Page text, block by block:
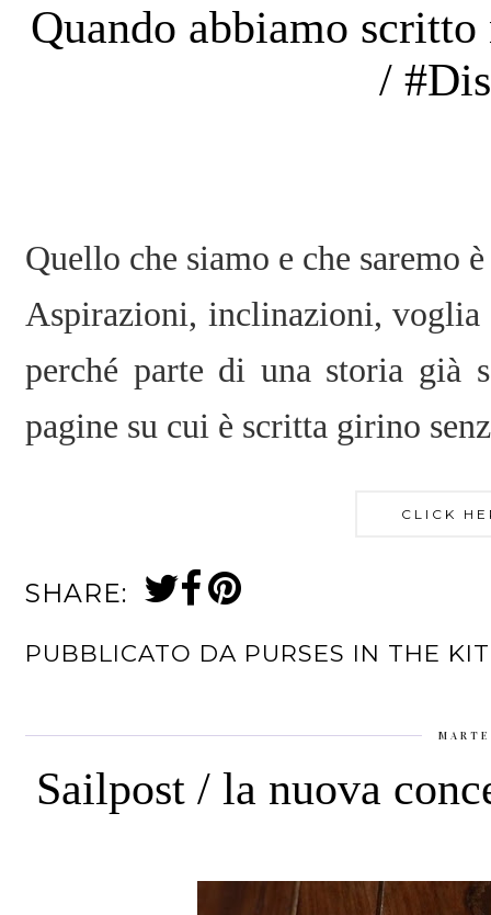
Quando abbiamo
/
Quello che siamo e che
Aspirazioni, inclinazioni,
perché parte di una storia
pagine su cui è scritta girino
CLICK
SHARE:
PUBBLICATO DA PURSES IN THE
Sailpost / la nuova